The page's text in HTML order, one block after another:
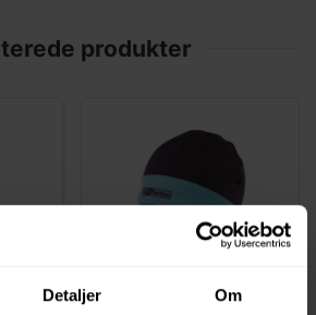
Detaljer Om
produkter
Neoprenhue til voksne |